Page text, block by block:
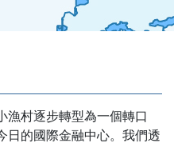
漁村逐步轉型為一個轉口
日的國際金融中心。我們透